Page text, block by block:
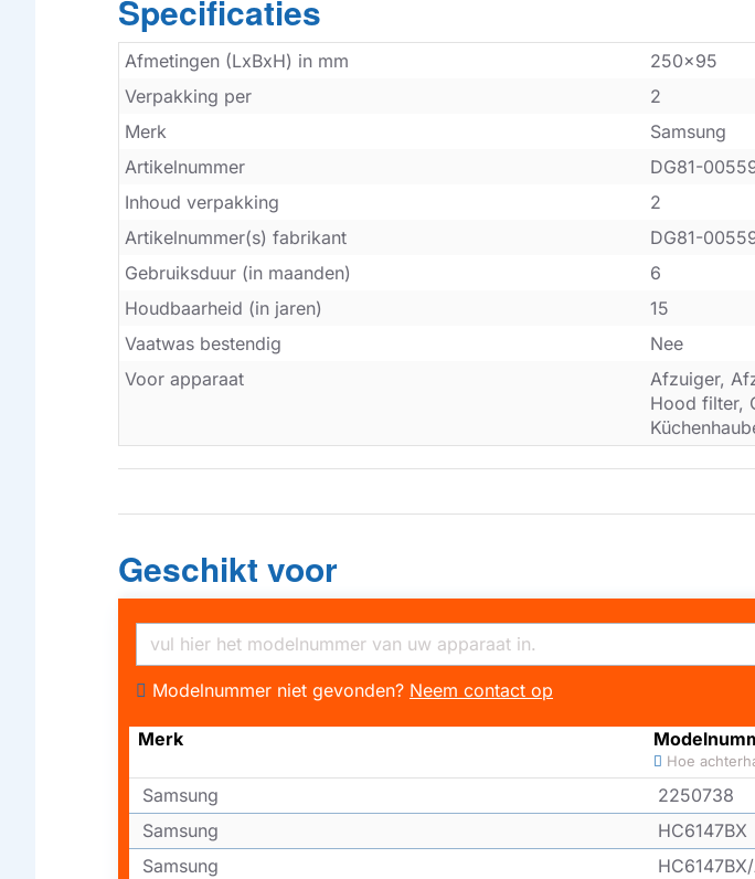
Specificaties
Afmetingen (LxBxH) in mm
250x95
Verpakking per
2
Merk
Samsung
Artikelnummer
DG81-
Inhoud verpakking
2
Artikelnummer(s) fabrikant
DG81-
Gebruiksduur (in maanden)
6
Houdbaarheid (in jaren)
15
Vaatwas bestendig
Nee
Voor apparaat
Afzuiger,
Hood filter,
Geschikt voor
Modelnummer niet gevonden? Neem contact op
Merk
Hoe
Samsung
2250738
Samsung
HC6147BX
Samsung